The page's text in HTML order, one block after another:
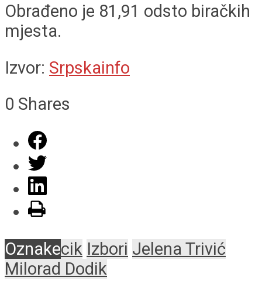
Obrađeno je 81,91 odsto biračkih
mjesta.
Izvor: Srpskainfo
0 Shares
Oznakecik Izbori Jelena Trivić
Milorad Dodik